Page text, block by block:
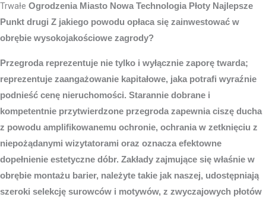
Trwałe Ogrodzenia Miasto Nowa Technologia Płoty Najlepsze
Punkt drugi Z jakiego powodu opłaca się zainwestować w
obrębie wysokojakościowe zagrody?
Przegroda reprezentuje nie tylko i wyłącznie zaporę twarda;
reprezentuje zaangażowanie kapitałowe, jaka potrafi wyraźnie
podnieść cenę nieruchomości. Starannie dobrane i
kompetentnie przytwierdzone przegroda zapewnia ciszę ducha
z powodu amplifikowanemu ochronie, ochrania w zetknięciu z
niepożądanymi wizytatorami oraz oznacza efektowne
dopełnienie estetyczne dóbr. Zakłady zajmujące się właśnie w
obrębie montażu barier, należyte takie jak naszej, udostępniają
szeroki selekcję surowców i motywów, z zwyczajowych płotów